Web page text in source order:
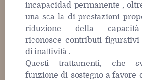
incapacidad permanente ,
una sca-la di prestazioni
riduzione della capacità
riconosce contributi
di inattività .
Questi trattamenti, che
funzione di sostegno a favore